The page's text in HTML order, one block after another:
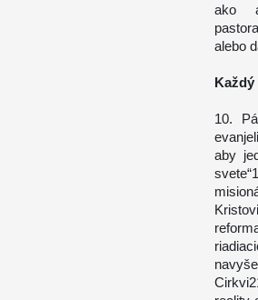
ako
alebo
10.
aby